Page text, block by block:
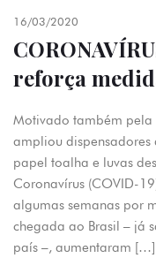
16/03/2020
reforça
Motivado também pela
ampliou
papel toalha e luvas
Coronavírus (COVID-
algumas semanas por
chegada ao Brasil – já
país –, aumentaram […]